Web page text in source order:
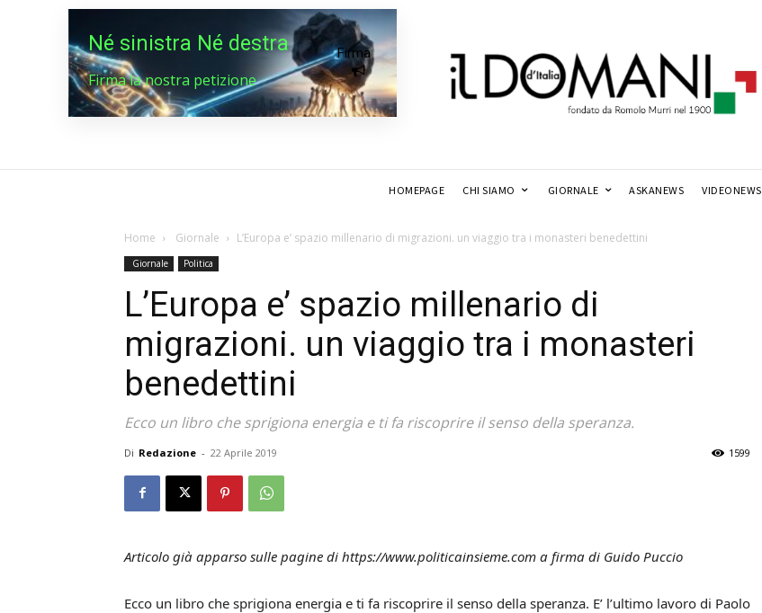
Né sinistra Né destra
Firma la nostra petizione
Firma
HOMEPAGE CHI SIAMO GIORNALE ASKANEWS VIDEONEWS
Home Giornale L’Europa e’ spazio millenario di migrazioni. un viaggio tra i monasteri benedettini
Giornale Politica
L’Europa e’ spazio millenario di
migrazioni. un viaggio tra i monasteri
benedettini
Ecco un libro che sprigiona energia e ti fa riscoprire il senso della speranza.
Di Redazione - 22 Aprile 2019 1599
Articolo già apparso sulle pagine di https://www.politicainsieme.com a firma di Guido Puccio
Ecco un libro che sprigiona energia e ti fa riscoprire il senso della speranza. E’ l’ultimo lavoro di Paolo